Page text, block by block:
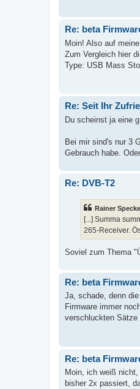
Re: beta
Moin! Also auf
Zum Vergleich hier
Type: USB Mass
Re: Seit Ihr
Du scheinst ja eine
Bei mir sind's nur 3
Gebrauch habe.
Re: DVB-T2
Rainer
[...] Summa
265-Receiver.
Soviel zum Thema
Re: beta
Ja, schade, denn
Firmware immer
verschluckten Sätze
Re: beta
Moin, ich weiß
bisher 2x passiert,